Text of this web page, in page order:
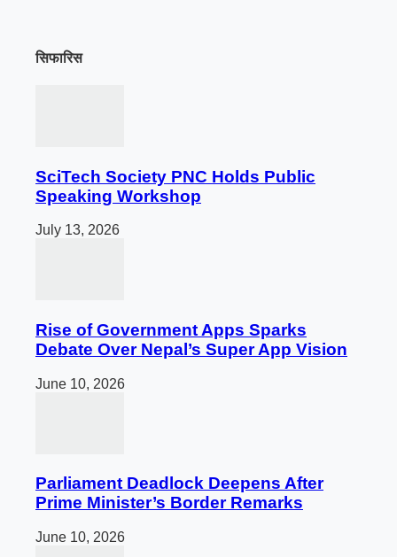
सिफारिस
SciTech Society PNC Holds Public
Speaking Workshop
July 13, 2026
Rise of Government Apps Sparks
Debate Over Nepal’s Super App Vision
June 10, 2026
Parliament Deadlock Deepens After
Prime Minister’s Border Remarks
June 10, 2026